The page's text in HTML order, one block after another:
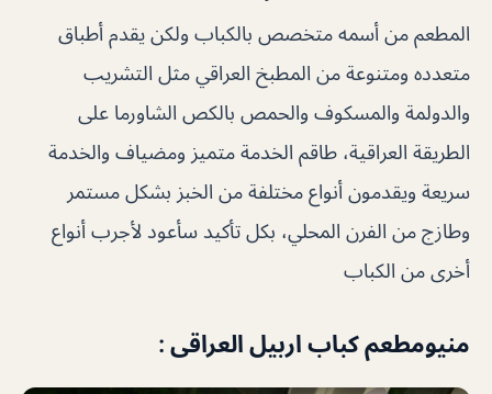
المطعم من أسمه متخصص بالكباب ولكن يقدم أطباق
متعدده ومتنوعة من المطبخ العراقي مثل التشريب
والدولمة والمسكوف والحمص بالكص الشاورما على
الطريقة العراقية، طاقم الخدمة متميز ومضياف والخدمة
سريعة ويقدمون أنواع مختلفة من الخبز بشكل مستمر
وطازج من الفرن المحلي، بكل تأكيد سأعود لأجرب أنواع
أخرى من الكباب
منيومطعم كباب اربيل العراقى :